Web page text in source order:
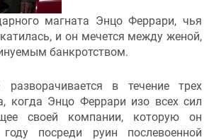
магната Энцо Феррари, чья
и он мечется между женой,
банкротством.
в течение трех
когда Энцо Феррари изо всех сил
своей компании, которую он
посреди руин послевоенной